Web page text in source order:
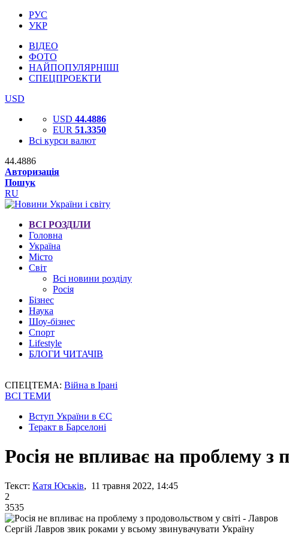
РУС
УКР
ВІДЕО
ФОТО
НАЙПОПУЛЯРНІШІ
СПЕЦПРОЕКТИ
USD
USD 44.4886
EUR 51.3350
Всі курси валют
44.4886
Авторизація
Пошук
RU
ВСІ РОЗДІЛИ
Головна
Україна
Місто
Світ
Всі новини розділу
Росія
Бізнес
Наука
Шоу-бізнес
Спорт
Lifestyle
БЛОГИ ЧИТАЧІВ
СПЕЦТЕМА: Війна в Ірані
ВСІ ТЕМИ
Вступ України в ЄС
Теракт в Барселоні
Росія не впливає на проблему з
Текст: Катя Юськів, 11 травня 2022, 14:45
2
3535
Сергій Лавров звик роками у всьому звинувачувати Україну